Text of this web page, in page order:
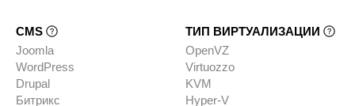
CMS
Joomla
WordPress
Drupal
Битрикс
ТИП ВИРТУАЛИЗАЦИИ
OpenVZ
Virtuozzo
KVM
Hyper-V